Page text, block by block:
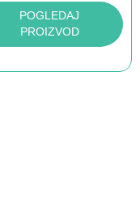
POGLEDAJ
PROIZVOD